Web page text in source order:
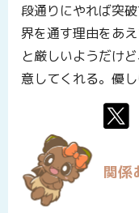
段通りにやれば突
界を通す理由をあ
と厳しいようだけ
意してくれる。優し
関係